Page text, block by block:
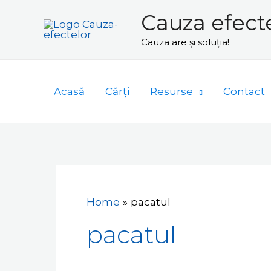
Cauza
Cauza are și soluția!
Acasă Cărți Resurse Contact
Home pacatul
pacatul